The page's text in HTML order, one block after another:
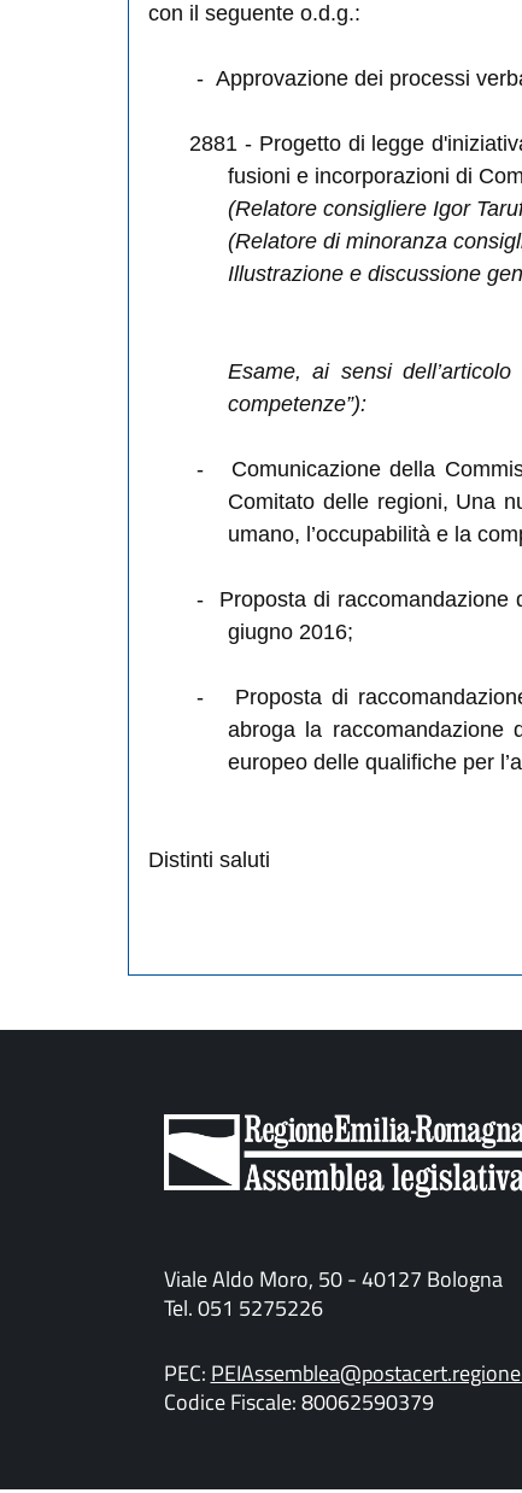
con il seguente o.d.g.:
- Approvazione dei processi
2881 - Progetto di legge
fusioni e incorporazioni di
(Relatore consigliere Igor
(Relatore di minoranza
Illustrazione e discussione
Esame, ai sensi
competenze”):
-
Comunicazione della
Comitato delle regioni, Una
umano, l’occupabilità e la
- Proposta di raccomandazione
giugno 2016;
- Proposta di
abroga la raccomandazione
europeo delle qualifiche per
Distinti saluti
Viale Aldo Moro, 50 - 40127 Bologna
Tel. 051 5275226
PEC:
Codice Fiscale: 80062590379